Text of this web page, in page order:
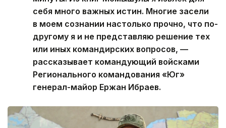
себя много важных истин. Многие засели
в моем сознании настолько прочно, что по-
другому я и не представляю решение тех
или иных командирских вопросов, —
рассказывает командующий войсками
Регионального командования «Юг»
генерал-майор Ержан Ибраев.